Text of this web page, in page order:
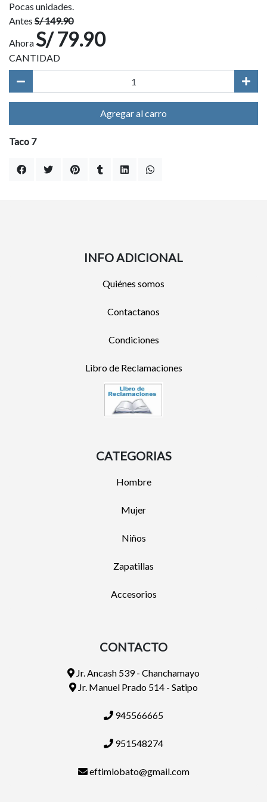
Pocas unidades.
Antes S/ 149.90
Ahora S/ 79.90
CANTIDAD
Agregar al carro
Taco 7
INFO ADICIONAL
Quiénes somos
Contactanos
Condiciones
Libro de Reclamaciones
CATEGORIAS
Hombre
Mujer
Niños
Zapatillas
Accesorios
CONTACTO
Jr. Ancash 539 - Chanchamayo
Jr. Manuel Prado 514 - Satipo
945566665
951548274
eftimlobato@gmail.com